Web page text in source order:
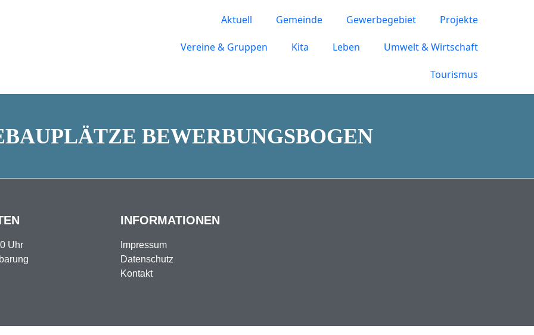
Aktuell Gemeinde Gewerbegebiet Projekte
Vereine & Gruppen Kita Leben Umwelt & Wirtschaft
Tourismus
BEWERBUNGSBOGEN
Uhr
INFORMATIONEN
Impressum
Datenschutz
Kontakt